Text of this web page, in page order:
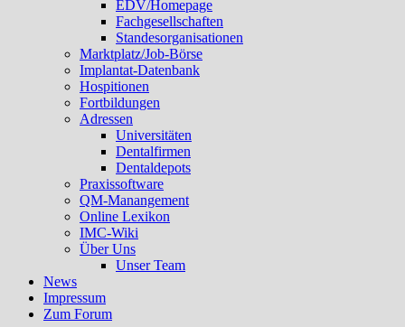
EDV/Homepage
Fachgesellschaften
Standesorganisationen
Marktplatz/Job-Börse
Implantat-Datenbank
Hospitionen
Fortbildungen
Adressen
Universitäten
Dentalfirmen
Dentaldepots
Praxissoftware
QM-Manangement
Online Lexikon
IMC-Wiki
Über Uns
Unser Team
News
Impressum
Zum Forum